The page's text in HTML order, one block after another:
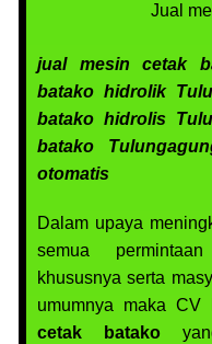
Jual
jual mesin cetak
batako hidrolik
batako hidrolis
batako
otomatis
Dalam upaya
semua
khususnya serta
umumnya maka CV
cetak batako